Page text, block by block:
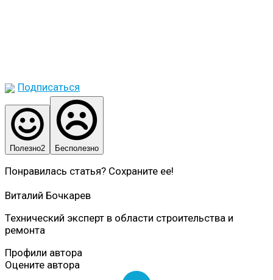
Подписаться
Полезно2 Бесполезно
Понравилась статья? Сохраните ее!
Виталий Бочкарев
Технический эксперт в области строительства и
ремонта
Профили автора
Оцените автора